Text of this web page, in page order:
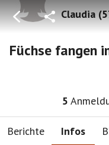
Claudia(
Füchse fangen
5
Berichte Infos